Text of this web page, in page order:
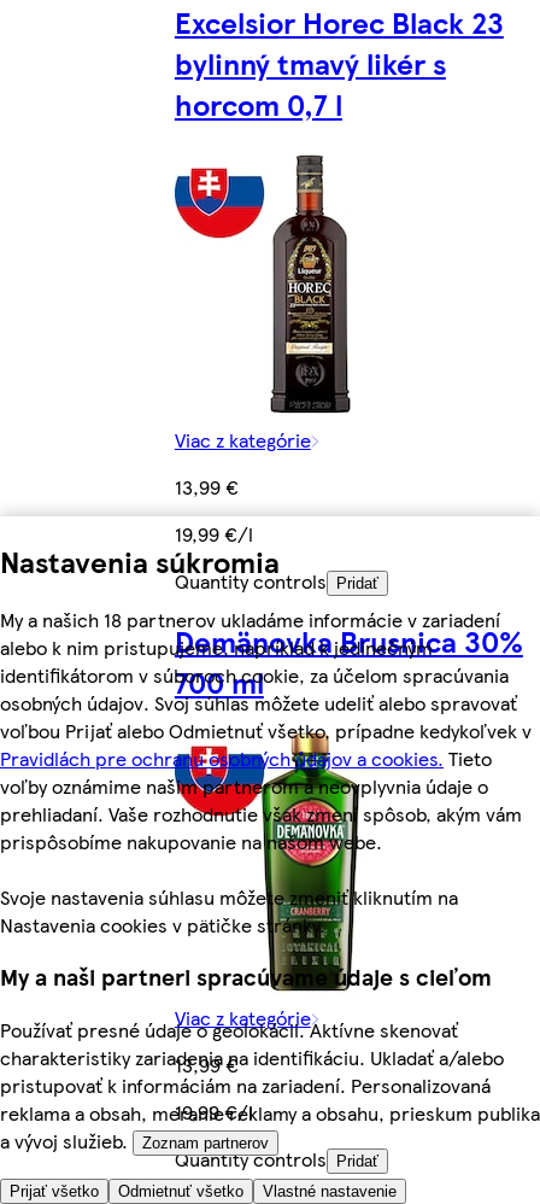
Nastavenia súkromia
My a našich 18 partnerov ukladáme informácie v zariadení
alebo k nim pristupujeme, napríklad k jedinečným
identifikátorom v súboroch cookie, za účelom spracúvania
osobných údajov. Svoj súhlas môžete udeliť alebo spravovať
voľbou Prijať alebo Odmietnuť všetko, prípadne kedykoľvek v
Pravidlách pre ochranu osobných údajov a cookies. Tieto
voľby oznámime našim partnerom a neovplyvnia údaje o
prehliadaní. Vaše rozhodnutie však zmení spôsob, akým vám
prispôsobíme nakupovanie na našom webe.
Svoje nastavenia súhlasu môžete zmeniť kliknutím na
Nastavenia cookies v pätičke stránky.
My a naši partneri spracúvame údaje s cieľom
Používať presné údaje o geolokácii. Aktívne skenovať
charakteristiky zariadenia na identifikáciu. Ukladať a/alebo
pristupovať k informáciám na zariadení. Personalizovaná
reklama a obsah, meranie reklamy a obsahu, prieskum publika
a vývoj služieb.
Zoznam partnerov
Prijať všetko Odmietnuť všetko Vlastné nastavenie
Excelsior Horec Black 23
bylinný tmavý likér s
horcom 0,7 l
Viac z kategórie
13,99 €
19,99 €/l
Quantity controls
Pridať
Demänovka Brusnica 30%
700 ml
Viac z kategórie
13,99 €
19,99 €/l
Quantity controls
Pridať